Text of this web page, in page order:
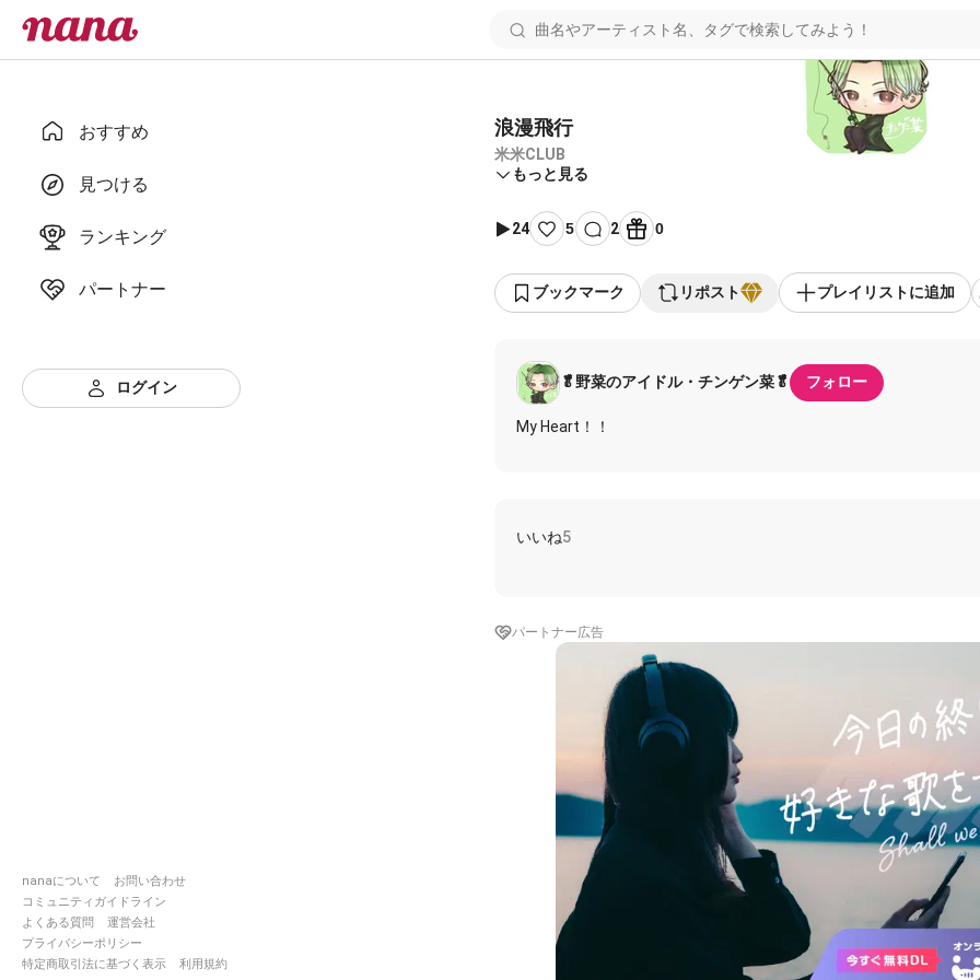
おすすめ
見つける
ランキング
パートナー
ログイン
nanaについて
お問い合わせ
コミュニティガイドライン
よくある質問
運営会社
プライバシーポリシー
特定商取引法に基づく表示
利用規約
浪漫飛行
米米CLUB
もっと見る
24 5 2 0
ブックマーク リポスト プレイリストに追加
🥬野菜のアイドル・チンゲン菜🥬 フォロー
My Heart！！
いいね5
パートナー広告